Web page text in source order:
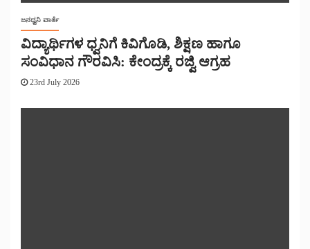
ಜನಧ್ವನಿ ವಾರ್ತೆ
ವಿದ್ಯಾರ್ಥಿಗಳ ಧ್ವನಿಗೆ ಕಿವಿಗೊಡಿ, ಶಿಕ್ಷಣ ಹಾಗೂ
ಸಂವಿಧಾನ ಗೌರವಿಸಿ: ಕೇಂದ್ರಕ್ಕೆ ರಜ್ವಿ ಆಗ್ರಹ
23rd July 2026